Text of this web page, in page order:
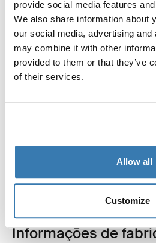
provide social media features
We also share information about
our social media, advertising
may combine it with other
provided to them or that they’ve
of their services.
Allow all
Customize
Reforce o seu toldo, mesmo
Toggle features
Todas as características
Toggle guides and
Instruções
Críticas
Informações de